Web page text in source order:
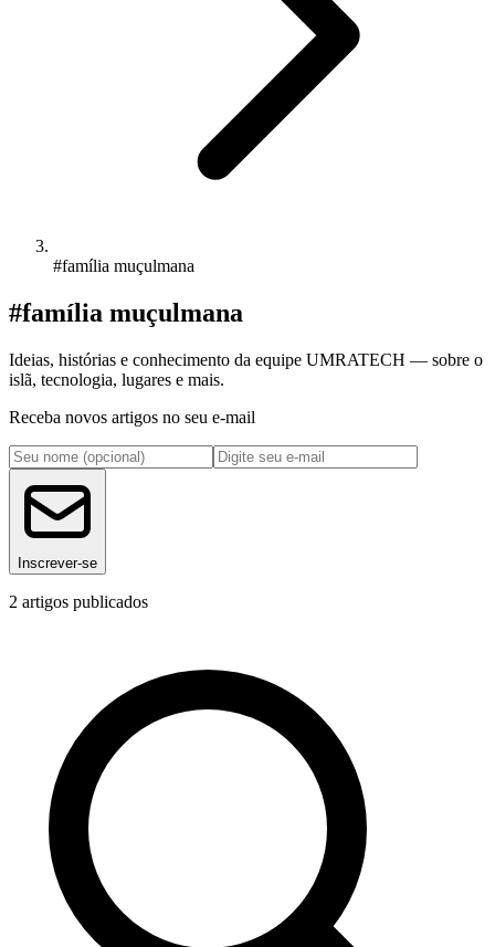
#família muçulmana
#família muçulmana
Ideias, histórias e conhecimento da equipe UMRATECH — sobre o
islã, tecnologia, lugares e mais.
Receba novos artigos no seu e-mail
Inscrever-se
2 artigos publicados